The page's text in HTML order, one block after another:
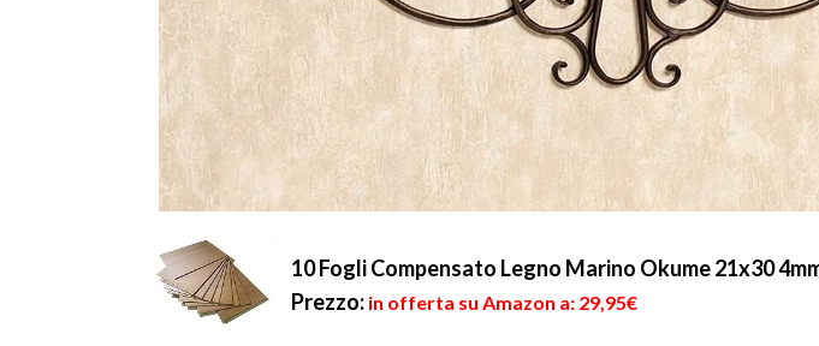
10 Fogli Compensato Legno Marino Okume 21x30
Prezzo: in offerta su Amazon a: 29,95€